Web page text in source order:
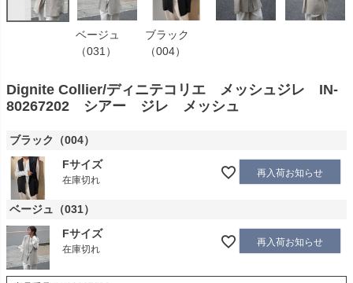
ベージュ
（031）
ブラック
（004）
Dignite Collier/ディニテコリエ メッシュジレ IN-
80267202 シアー ジレ メッシュ
ブラック（004）
Fサイズ
在庫切れ
再入荷お知らせ
ベージュ（031）
Fサイズ
在庫切れ
再入荷お知らせ